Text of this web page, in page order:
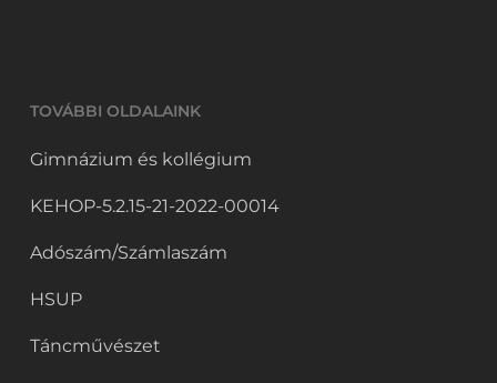
TOVÁBBI OLDALAINK
Gimnázium és kollégium
KEHOP-5.2.15-21-2022-00014
Adószám/Számlaszám
HSUP
Táncművészet